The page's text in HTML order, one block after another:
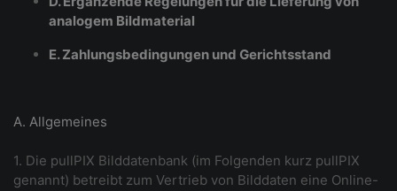
analogem Bildmaterial
E. Zahlungsbedingungen und Gerichtsstand
A. Allgemeines
1. Die pullPIX Bilddatenbank (im Folgenden kurz pullPIX
genannt) betreibt zum Vertrieb von Bilddaten eine Online-